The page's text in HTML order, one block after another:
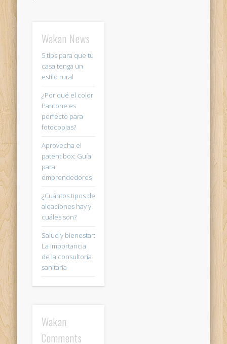
Wakan News
5 tips para que tu
casa tenga un
estilo rural
¿Por qué el color
Pantone es
perfecto para
fotocopias?
Aprovecha el
patent box: Guía
para
emprendedores
¿Cuántos tipos de
aleaciones hay y
cuáles son?
Salud y bienestar:
La importancia
de la consultoría
sanitaria
Wakan
Comments